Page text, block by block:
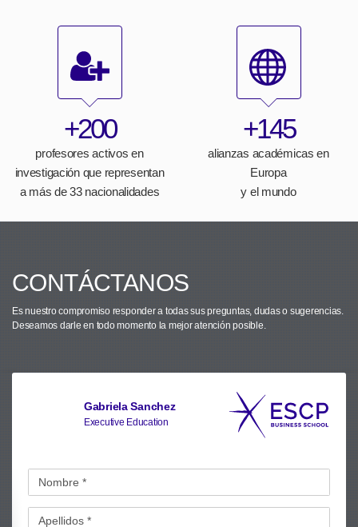
+200
profesores activos en
investigación que representan
a más de 33 nacionalidades
+145
alianzas académicas en
Europa
y el mundo
CONTÁCTANOS
Es nuestro compromiso responder a todas sus preguntas, dudas o sugerencias.
Deseamos darle en todo momento la mejor atención posible.
Gabriela Sanchez
Executive Education